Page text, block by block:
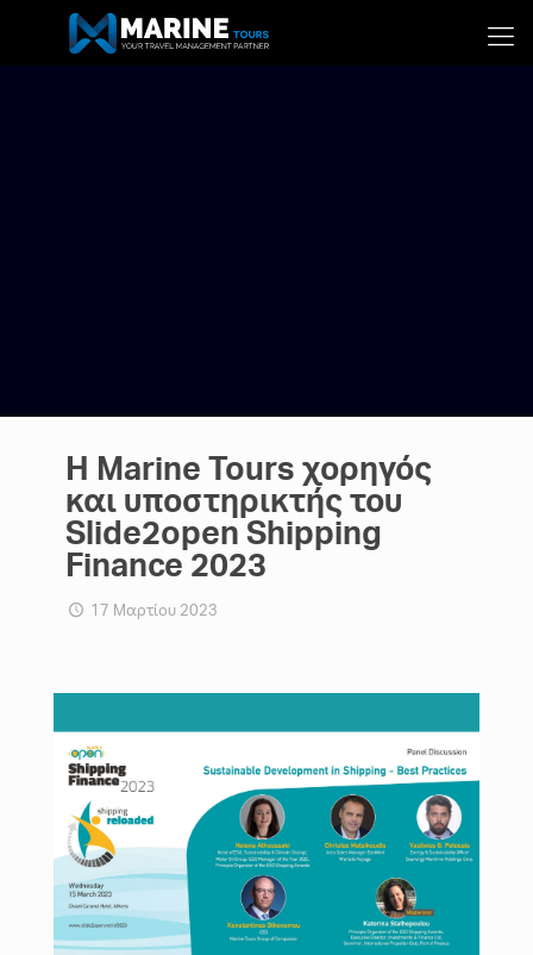
Η Marine Tours χορηγός
και υποστηρικτής του
Slide2open Shipping
Finance 2023
17 Μαρτίου 2023